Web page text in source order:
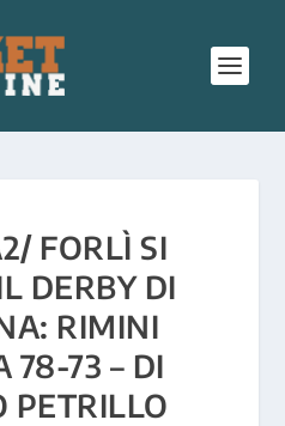
FORLÌ SI
DERBY DI
RIMINI
78-73 – DI
PETRILLO